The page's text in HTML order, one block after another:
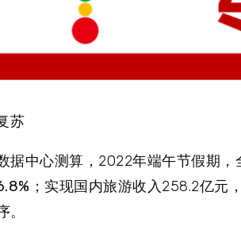
苏
据中心测算，2022年端午节假期，
；实现国内旅游收入258.2亿元